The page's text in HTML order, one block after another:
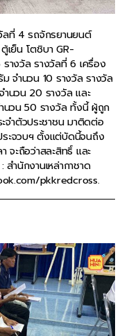
ลที่ 4 รถจักรยานยนต์
เย็น โตชิบา GR-
างวัล รางวัลที่ 6 เครื่อง
จำนวน 10 รางวัล รางวัล
ำนวน 20 รางวัล และ
นวน 50 รางวัล ทั้งนี้ ผู้ถูก
จำตัวประชาชน มาติดต่อ
ระจวบฯ ตั้งแต่บัดนี้จนถึง
จะถือว่าสละสิทธิ์ และ
ำนักงานเหล่ากาชาด
pkkredcross.